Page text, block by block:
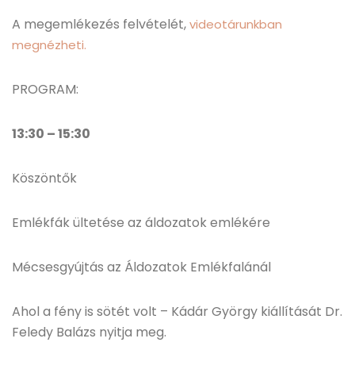
A megemlékezés felvételét,videotárunkban
megnézheti.
PROGRAM:
13:30 – 15:30
Köszöntők
Emlékfák ültetése az áldozatok emlékére
Mécsesgyújtás az Áldozatok Emlékfalánál
Ahol a fény is sötét volt – Kádár György kiállítását Dr.
Feledy Balázs nyitja meg.